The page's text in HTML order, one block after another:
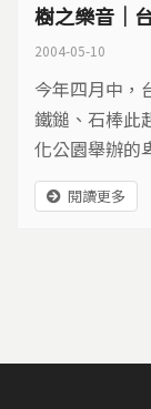
樹之樂音｜
2004-05-10
今年四月中，
鐵鎚、石棒此
化公園舉辦的
引了許多好奇
起拿著棒子，
閱讀更多